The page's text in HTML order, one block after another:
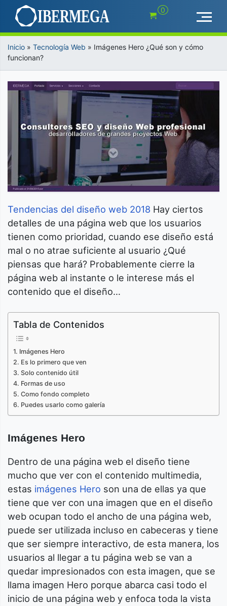
contenido
0
Inicio » Tecnología Web » Imágenes Hero ¿Qué son y cómo
funcionan?
Tendencias del diseño web 2018 Hay ciertos
detalles de una página web que los usuarios
tienen como prioridad, cuando ese diseño está
mal o no atrae suficiente al usuario ¿Qué
piensas que hará? Probablemente cierre la
página web al instante o le interese más el
contenido que el diseño…
Tabla de Contenidos
Imágenes Hero
Es lo primero que ven
Solo contenido útil
Formas de uso
Como fondo completo
Puedes usarlo como galería
Imágenes Hero
Dentro de una página web el diseño tiene
mucho que ver con el contenido multimedia,
estas imágenes Hero son una de ellas ya que
tiene que ver con una imagen que en el diseño
web ocupan todo el ancho de una página web,
puede ser utilizada incluso en cabeceras y tiene
que ser siempre interactivo, de esta manera, los
usuarios al llegar a tu página web se van a
quedar impresionados con esta imagen, que se
llama imagen Hero porque abarca casi todo el
inicio de una página web y enfoca toda la vista